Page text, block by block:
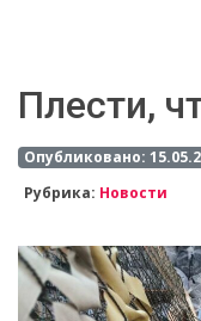
Плести,
Опубликовано:
Рубрика: Новости